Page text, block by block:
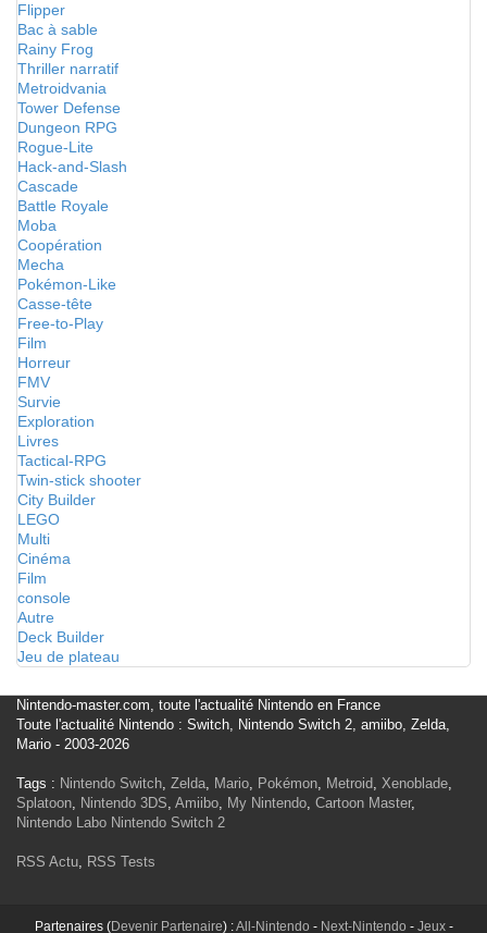
Flipper
Bac à sable
Rainy Frog
Thriller narratif
Metroidvania
Tower Defense
Dungeon RPG
Rogue-Lite
Hack-and-Slash
Cascade
Battle Royale
Moba
Coopération
Mecha
Pokémon-Like
Casse-tête
Free-to-Play
Film
Horreur
FMV
Survie
Exploration
Livres
Tactical-RPG
Twin-stick shooter
City Builder
LEGO
Multi
Cinéma
Film
console
Autre
Deck Builder
Jeu de plateau
Nintendo-master.com, toute l'actualité Nintendo en France
Toute l'actualité Nintendo : Switch, Nintendo Switch 2, amiibo, Zelda,
Mario - 2003-2026
Tags : Nintendo Switch, Zelda, Mario, Pokémon, Metroid, Xenoblade,
Splatoon, Nintendo 3DS, Amiibo, My Nintendo, Cartoon Master,
Nintendo Labo Nintendo Switch 2
RSS Actu, RSS Tests
Partenaires (Devenir Partenaire) :All-Nintendo - Next-Nintendo - Jeux-